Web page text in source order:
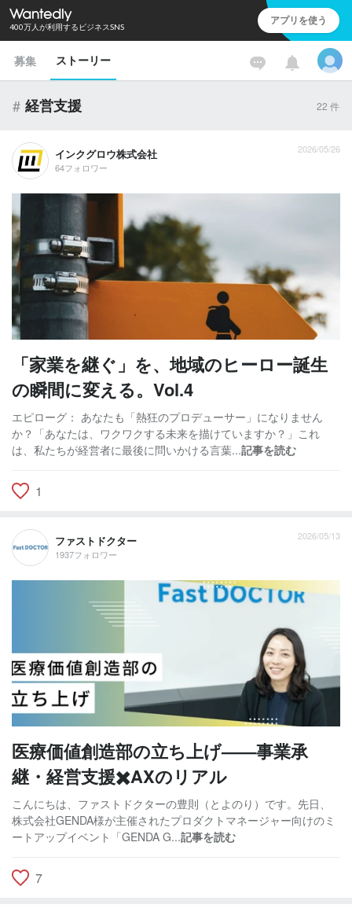
400万人が利用するビジネスSNS アプリを使う
募集 ストーリー
# 経営支援 22 件
インクグロウ株式会社
64フォロワー
2026/05/26
「家業を継ぐ」を、地域のヒーロー誕生
の瞬間に変える。Vol.4
エピローグ： あなたも「熱狂のプロデューサー」になりません
か？「あなたは、ワクワクする未来を描けていますか？」これ
は、私たちが経営者に最後に問いかける言葉...記事を読む
1
ファストドクター
1937フォロワー
2026/05/13
医療価値創造部の立ち上げ——事業承
継・経営支援✖️AXのリアル
こんにちは、ファストドクターの豊則（とよのり）です。先日、
株式会社GENDA様が主催されたプロダクトマネージャー向けのミ
ートアップイベント「GENDA G...記事を読む
7